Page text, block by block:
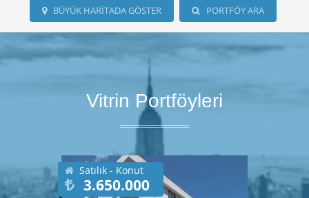
BÜYÜK HARITADA GÖSTER PORTFÖY ARA
Vitrin Portföyleri
Satılık - Konut
3.650.000